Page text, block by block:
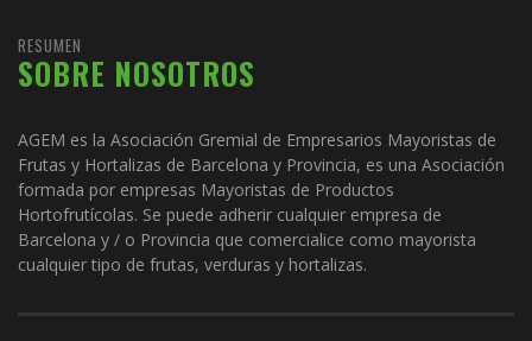
RESUMEN
SOBRE NOSOTROS
AGEM es la Asociación Gremial de Empresarios Mayoristas de
Frutas y Hortalizas de Barcelona y Provincia, es una Asociación
formada por empresas Mayoristas de Productos
Hortofrutícolas. Se puede adherir cualquier empresa de
Barcelona y / o Provincia que comercialice como mayorista
cualquier tipo de frutas, verduras y hortalizas.